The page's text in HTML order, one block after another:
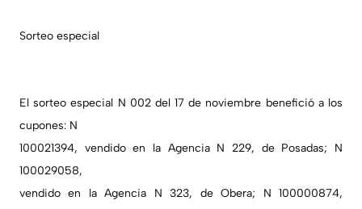
Sorteo especial
El sorteo especial N 002 del 17 de noviembre benefició a los
cupones: N
100021394, vendido en la Agencia N 229, de Posadas; N
100029058,
vendido en la Agencia N 323, de Obera; N 100000874,